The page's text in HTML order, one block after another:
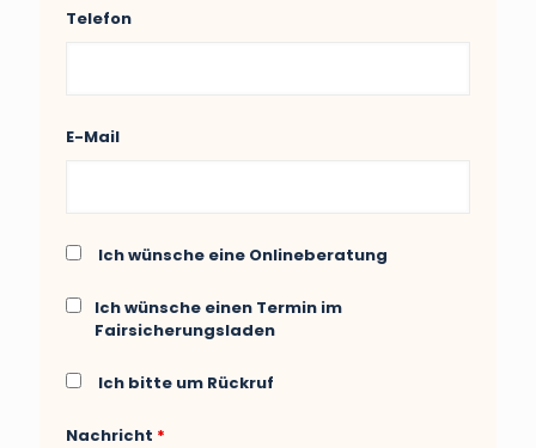
Telefon
E-Mail
Ich wünsche eine Onlineberatung
Ich wünsche einen Termin im
Fairsicherungsladen
Ich bitte um Rückruf
Nachricht *